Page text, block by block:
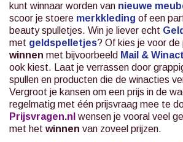
kunt winnaar worden van nieuwe
scoor je stoere merkkleding of een
beauty spulletjes. Win je liever echt
met geldspelletjes? Of kies je voor
winnen met bijvoorbeeld Mail &
ook kiest. Laat je verrassen door
spullen en producten die de winacties
Vergroot je kansen om een prijs in de
regelmatig met één prijsvraag mee te
Prijsvragen.nl wensen je vooral veel
met het winnen van zoveel prijzen.